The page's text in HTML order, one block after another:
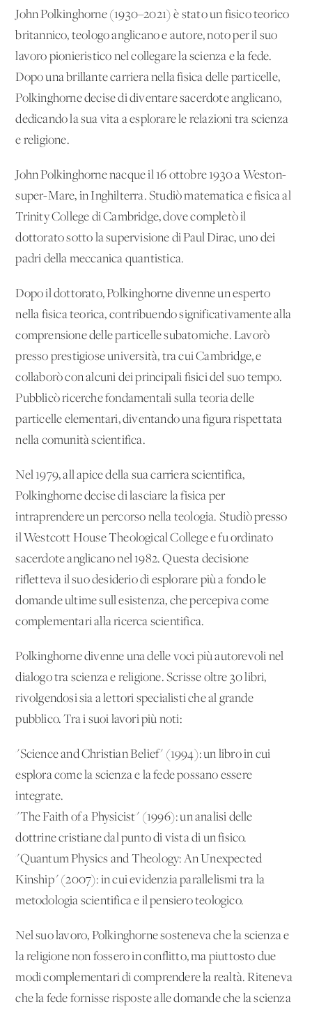
John Polkinghorne (1930–2021) è stato un fisico teorico
britannico, teologo anglicano e autore, noto per il suo
lavoro pionieristico nel collegare la scienza e la fede.
Dopo una brillante carriera nella fisica delle particelle,
Polkinghorne decise di diventare sacerdote anglicano,
dedicando la sua vita a esplorare le relazioni tra scienza
e religione.
John Polkinghorne nacque il 16 ottobre 1930 a Weston-
super-Mare, in Inghilterra. Studiò matematica e fisica al
Trinity College di Cambridge, dove completò il
dottorato sotto la supervisione di Paul Dirac, uno dei
padri della meccanica quantistica.
Dopo il dottorato, Polkinghorne divenne un esperto
nella fisica teorica, contribuendo significativamente alla
comprensione delle particelle subatomiche. Lavorò
presso prestigiose università, tra cui Cambridge, e
collaborò con alcuni dei principali fisici del suo tempo.
Pubblicò ricerche fondamentali sulla teoria delle
particelle elementari, diventando una figura rispettata
nella comunità scientifica.
Nel 1979, all'apice della sua carriera scientifica,
Polkinghorne decise di lasciare la fisica per
intraprendere un percorso nella teologia. Studiò presso
il Westcott House Theological College e fu ordinato
sacerdote anglicano nel 1982. Questa decisione
rifletteva il suo desiderio di esplorare più a fondo le
domande ultime sull'esistenza, che percepiva come
complementari alla ricerca scientifica.
Polkinghorne divenne una delle voci più autorevoli nel
dialogo tra scienza e religione. Scrisse oltre 30 libri,
rivolgendosi sia a lettori specialisti che al grande
pubblico. Tra i suoi lavori più noti:
"Science and Christian Belief" (1994): un libro in cui
esplora come la scienza e la fede possano essere
integrate.
"The Faith of a Physicist" (1996): un'analisi delle
dottrine cristiane dal punto di vista di un fisico.
"Quantum Physics and Theology: An Unexpected
Kinship" (2007): in cui evidenzia parallelismi tra la
metodologia scientifica e il pensiero teologico.
Nel suo lavoro, Polkinghorne sosteneva che la scienza e
la religione non fossero in conflitto, ma piuttosto due
modi complementari di comprendere la realtà. Riteneva
che la fede fornisse risposte alle domande che la scienza